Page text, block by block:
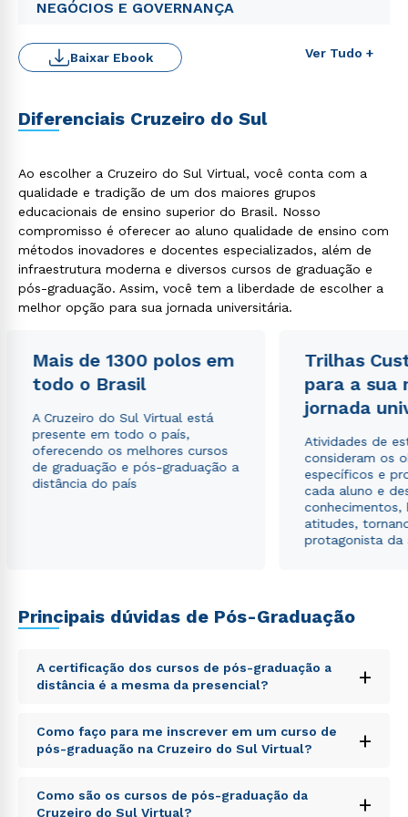
NEGÓCIOS E GOVERNANÇA
Ver Tudo +
Baixar Ebook
Diferenciais Cruzeiro do Sul
Ao escolher a Cruzeiro do Sul Virtual, você conta com a
qualidade e tradição de um dos maiores grupos
educacionais de ensino superior do Brasil. Nosso
compromisso é oferecer ao aluno qualidade de ensino com
métodos inovadores e docentes especializados, além de
infraestrutura moderna e diversos cursos de graduação e
pós-graduação. Assim, você tem a liberdade de escolher a
melhor opção para sua jornada universitária.
Mais de 1300 polos em
todo o Brasil
A Cruzeiro do Sul Virtual está
presente em todo o país,
oferecendo os melhores cursos
de graduação e pós-graduação a
distância do país
Trilhas
para a sua
jornada
Atividades de
consideram os
específicos e
cada aluno e
conhecimentos,
atitudes,
protagonista da
Principais dúvidas de Pós-Graduação
A certificação dos cursos de pós-graduação a
distância é a mesma da presencial?
+
Sed ut perspiciatis unde omnis iste natus error sit
voluptatem accusantium doloremque laudantium,
totam rem aperiam, eaque ipsa quae ab illo inventore
explicabo. Nemo enim ipsam voluptatem quia
voluptas sit aspernatur aut odit aut fugit, sed quia
Como faço para me inscrever em um curso de
pós-graduação na Cruzeiro do Sul Virtual?
+
Sed ut perspiciatis unde omnis iste natus error sit
voluptatem accusantium doloremque laudantium,
Como são os cursos de pós-graduação da
Cruzeiro do Sul Virtual?
+
ou
autorizo que meus dados sejam utilizados para o
envio de conteúdos da Cruzeiro do Sul.